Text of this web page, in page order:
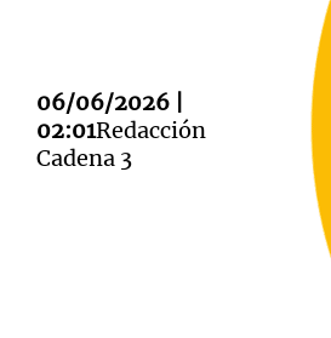
06/06/2026 |
02:01Redacción
Cadena 3
Notas
Mundial